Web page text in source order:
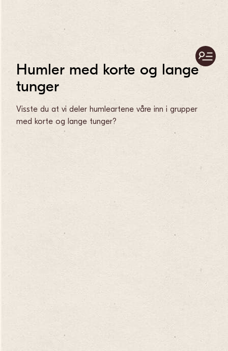
Humler med korte og lange
tunger
Visste du at vi deler humleartene våre inn i grupper
med korte og lange tunger?